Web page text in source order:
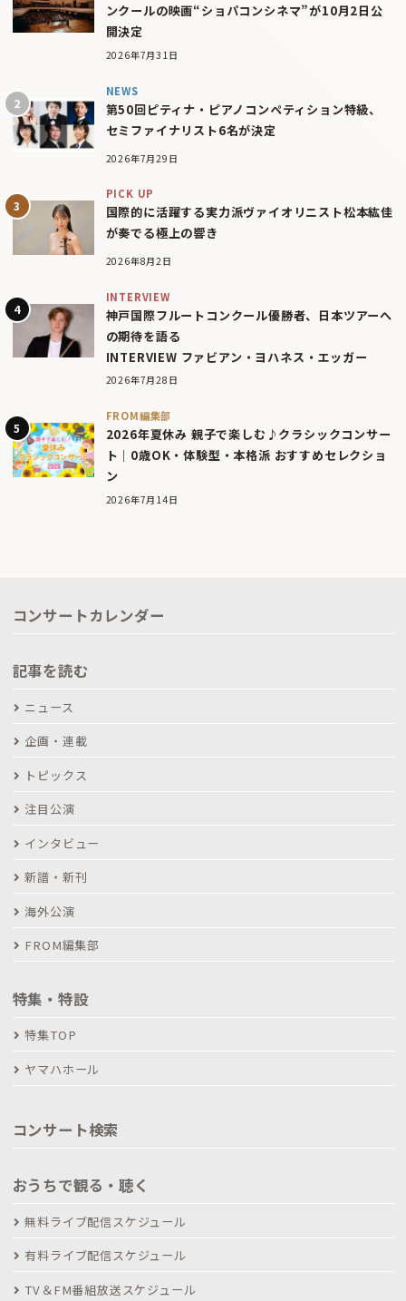
ンクールの映画“ショパコンシネマ”が10月2日公
開決定
2026年7月31日
NEWS
第50回ピティナ・ピアノコンペティション特級、
セミファイナリスト6名が決定
2026年7月29日
PICK UP
国際的に活躍する実力派ヴァイオリニスト松本紘佳
が奏でる極上の響き
2026年8月2日
INTERVIEW
神戸国際フルートコンクール優勝者、日本ツアーへ
の期待を語る
INTERVIEW ファビアン・ヨハネス・エッガー
2026年7月28日
FROM編集部
2026年夏休み 親子で楽しむ♪クラシックコンサー
ト｜0歳OK・体験型・本格派 おすすめセレクショ
ン
2026年7月14日
コンサートカレンダー
記事を読む
ニュース
企画・連載
トピックス
注目公演
インタビュー
新譜・新刊
海外公演
FROM編集部
特集・特設
特集TOP
ヤマハホール
コンサート検索
おうちで観る・聴く
無料ライブ配信スケジュール
有料ライブ配信スケジュール
TV＆FM番組放送スケジュール